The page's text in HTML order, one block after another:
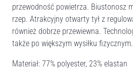
przewodność powietrza. Biustonosz
rzep. Atrakcyjny otwarty tył z
również dobrze przewiewna.
także po większym wysiłku
Materiał: 77% polyester, 23% elastan